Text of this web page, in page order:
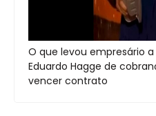
O que levou empresário
Eduardo Hagge de
vencer contrato